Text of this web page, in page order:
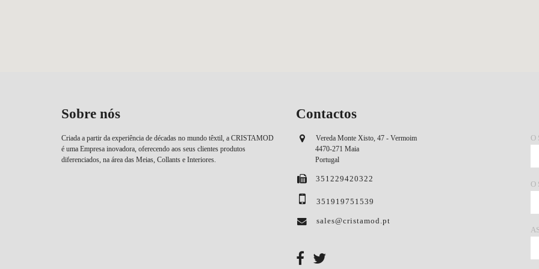
Sobre nós
Criada a partir da experiência de décadas no mundo têxtil, a CRISTAMOD
é uma Empresa inovadora, oferecendo aos seus clientes produtos
diferenciados, na área das Meias, Collants e Interiores.
Contactos
Vereda Monte Xisto, 47 - Vermoim
4470-271 Maia
Portugal
351229420322
351919751539
sales@cristamod.pt
O
O